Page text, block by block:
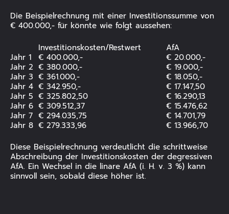
Die Beispielrechnung mit einer Investitionssumme von
€ 400.000,- für könnte wie folgt aussehen:
Investitionskosten/Restwert
AfA
Jahr 1
€ 400.000,-
€ 20.000,-
Jahr 2 € 380.000,-
€ 19.000,-
Jahr 3 € 361.000,-
€ 18.050,-
Jahr 4 € 342.950,-
€ 17.147,50
Jahr 5 € 325.802,50
€ 16.290,13
Jahr 6 € 309.512,37
€ 15.476,62
Jahr 7 € 294.035,75
€ 14.701,79
Jahr 8 € 279.333,96
€ 13.966,70
Diese Beispielrechnung verdeutlicht die schrittweise
Abschreibung der Investitionskosten der degressiven
AfA. Ein Wechsel in die linare AfA (i. H. v. 3 %) kann
sinnvoll sein, sobald diese höher ist.